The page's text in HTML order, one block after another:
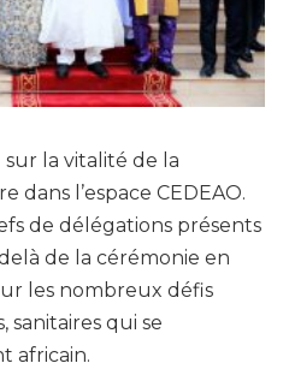
la vitalité de la
l’espace CEDEAO.
de délégations présents
de la cérémonie en
les nombreux défis
sanitaires qui se
africain.